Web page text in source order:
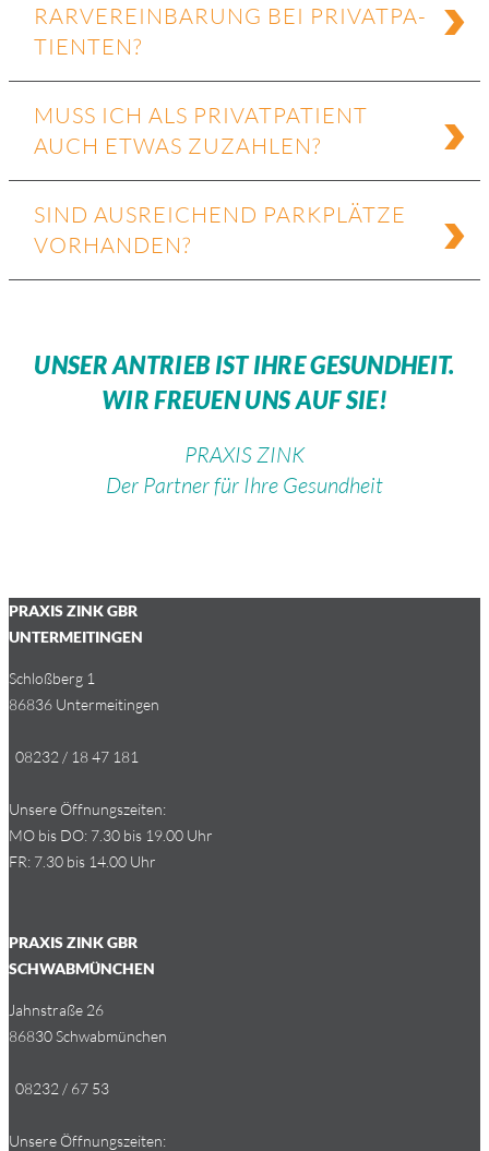
RAR­VER­EIN­BA­RUNG BEI PRI­VAT­PA­
TI­EN­TEN?
MUSS ICH ALS PRI­VAT­PA­TI­ENT
AUCH ET­WAS ZU­ZAH­LEN?
SIND AUS­REI­CHEND PARK­PLÄT­ZE
VOR­HAN­DEN?
UNSER ANTRIEB IST IHRE GESUNDHEIT.
WIR FREUEN UNS AUF SIE!
PRAXIS ZINK
Der Part­ner für Ihre Ge­sund­heit
PRAXIS ZINK GBR
UNTERMEITINGEN
Schloß­berg 1
86836 Un­ter­meit­in­gen
08232 / 18 47 181
Un­se­re Öff­nungs­zei­ten:
MO bis DO: 7.30 bis 19.00 Uhr
FR: 7.30 bis 14.00 Uhr
PRAXIS ZINK GBR
SCHWABMÜNCHEN
Jahn­stra­ße 26
86830 Schwabmünchen
08232 / 67 53
Un­se­re Öff­nungs­zei­ten: